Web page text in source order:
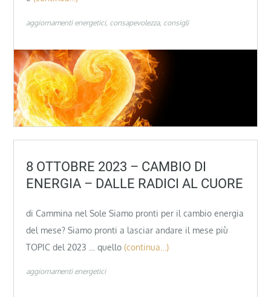
aggiornamenti energetici consapevolezza consigli
8 OTTOBRE 2023 – CAMBIO DI
ENERGIA – DALLE RADICI AL CUORE
di Cammina nel Sole Siamo pronti per il cambio energia
del mese? Siamo pronti a lasciar andare il mese più
TOPIC del 2023 … quello (continua…)
aggiornamenti energetici